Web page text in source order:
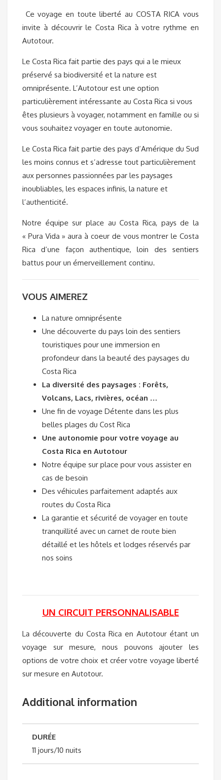
Ce voyage en toute liberté au COSTA RICA vous
invite à découvrir le Costa Rica à votre rythme en
Autotour.
Le Costa Rica fait partie des pays qui a le mieux
préservé sa biodiversité et la nature est
omniprésente. L’Autotour est une option
particulièrement intéressante au Costa Rica si vous
êtes plusieurs à voyager, notamment en famille ou si
vous souhaitez voyager en toute autonomie.
Le Costa Rica fait partie des pays d’Amérique du Sud
les moins connus et s’adresse tout particulièrement
aux personnes passionnées par les paysages
inoubliables, les espaces infinis, la nature et
l’authenticité.
Notre équipe sur place au Costa Rica, pays de la
« Pura Vida » aura à coeur de vous montrer le Costa
Rica d’une façon authentique, loin des sentiers
battus pour un émerveillement continu.
VOUS AIMEREZ
La nature omniprésente
Une découverte du pays loin des sentiers
touristiques pour une immersion en
profondeur dans la beauté des paysages du
Costa Rica
La diversité des paysages : Forêts,
Volcans, Lacs, rivières, océan …
Une fin de voyage Détente dans les plus
belles plages du Cost Rica
Une autonomie pour votre voyage au
Costa Rica en Autotour
Notre équipe sur place pour vous assister en
cas de besoin
Des véhicules parfaitement adaptés aux
routes du Costa Rica
La garantie et sécurité de voyager en toute
tranquillité avec un carnet de route bien
détaillé et les hôtels et lodges réservés par
nos soins
UN CIRCUIT PERSONNALISABLE
La découverte du Costa Rica en Autotour étant un
voyage sur mesure, nous pouvons ajouter les
options de votre choix et créer votre voyage liberté
sur mesure en Autotour.
Additional information
DURÉE
11 jours/10 nuits